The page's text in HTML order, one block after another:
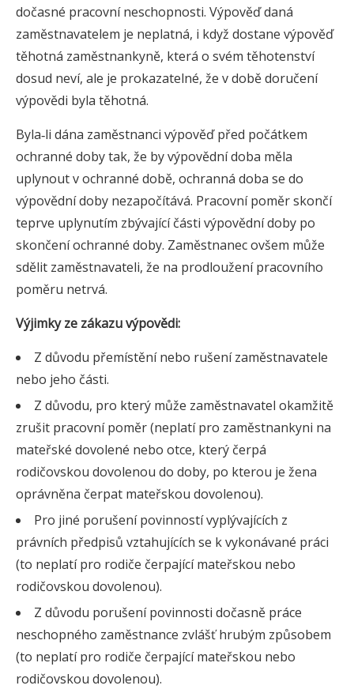
dočasné pracovní neschopnosti. Výpověď daná
zaměstnavatelem je neplatná, i když dostane výpověď
těhotná zaměstnankyně, která o svém těhotenství
dosud neví, ale je prokazatelné, že v době doručení
výpovědi byla těhotná.
Byla‑li dána zaměstnanci výpověď před počátkem
ochranné doby tak, že by výpovědní doba měla
uplynout v ochranné době, ochranná doba se do
výpovědní doby nezapočítává. Pracovní poměr skončí
teprve uplynutím zbývající části výpovědní doby po
skončení ochranné doby. Zaměstnanec ovšem může
sdělit zaměstnavateli, že na prodloužení pracovního
poměru netrvá.
Výjimky ze zákazu výpovědi:
Z důvodu přemístění nebo rušení zaměstnavatele
nebo jeho části.
Z důvodu, pro který může zaměstnavatel okamžitě
zrušit pracovní poměr (neplatí pro zaměstnankyni na
mateřské dovolené nebo otce, který čerpá
rodičovskou dovolenou do doby, po kterou je žena
oprávněna čerpat mateřskou dovolenou).
Pro jiné porušení povinností vyplývajících z
právních předpisů vztahujících se k vykonávané práci
(to neplatí pro rodiče čerpající mateřskou nebo
rodičovskou dovolenou).
Z důvodu porušení povinnosti dočasně práce
neschopného zaměstnance zvlášť hrubým způsobem
(to neplatí pro rodiče čerpající mateřskou nebo
rodičovskou dovolenou).